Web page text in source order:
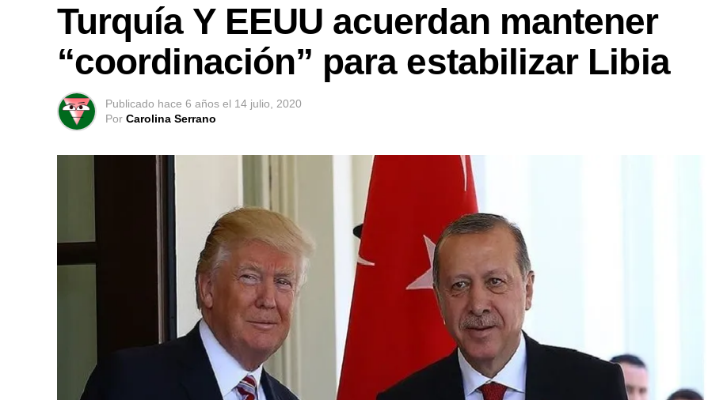
Turquía Y EEUU acuerdan mantener
“coordinación” para estabilizar Libia
Publicado hace 6 años el 14 julio, 2020
Por Carolina Serrano